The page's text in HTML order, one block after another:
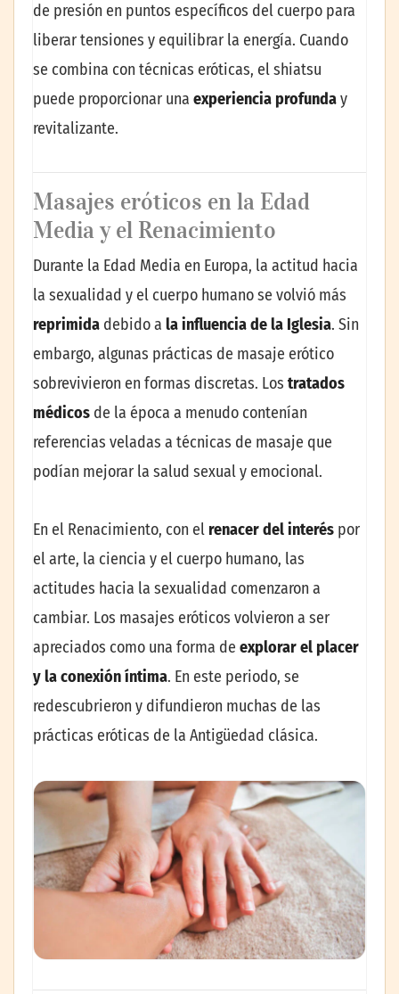
de presión en puntos específicos del cuerpo para
liberar tensiones y equilibrar la energía. Cuando
se combina con técnicas eróticas, el shiatsu
puede proporcionar una experiencia profunday
revitalizante.
Masajes eróticos en la Edad
Media y el Renacimiento
Durante la Edad Media en Europa, la actitud hacia
la sexualidad y el cuerpo humano se volvió más
reprimida debido a la influencia de la Iglesia. Sin
embargo, algunas prácticas de masaje erótico
sobrevivieron en formas discretas. Los tratados
médicos de la época a menudo contenían
referencias veladas a técnicas de masaje que
podían mejorar la salud sexual y emocional.
En el Renacimiento, con el renacer del interés por
el arte, la ciencia y el cuerpo humano, las
actitudes hacia la sexualidad comenzaron a
cambiar. Los masajes eróticos volvieron a ser
apreciados como una forma de explorar el placer
y la conexión íntima. En este periodo, se
redescubrieron y difundieron muchas de las
prácticas eróticas de la Antigüedad clásica.